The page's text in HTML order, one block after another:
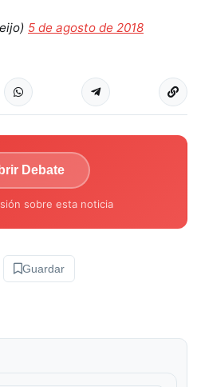
5 de agosto de 2018
Debate
sobre esta noticia
Guardar